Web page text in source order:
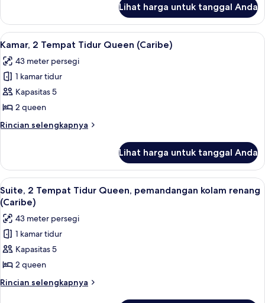
(Caribe)
Suite,
Tempat
King
(Caribe)
Lihat harga untuk tanggal Anda
Lihat
semua
foto
untuk
Kamar,
2
Tempat
Tidur
(Caribe)
Kamar, 2 Tempat Tidur Queen
6
Kamar, 2 Tempat Tidur Queen (Caribe)
43 meter persegi
1 kamar tidur
Kapasitas 5
2 queen
Rincian selengkapnya
Rincian
Kamar,
Tempat
Tidur
Queen
(Caribe)
Lihat harga untuk tanggal Anda
Lihat
semua
foto
untuk
Suite,
2
Tempat
Tidur
Suite, 2 Tempat Tidur Queen,
6
Suite, 2 Tempat Tidur Queen, pemandangan kolam renang
(Caribe)
43 meter persegi
1 kamar tidur
Kapasitas 5
2 queen
Rincian selengkapnya
Rincian